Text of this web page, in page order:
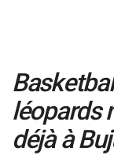
léopards
déjà à